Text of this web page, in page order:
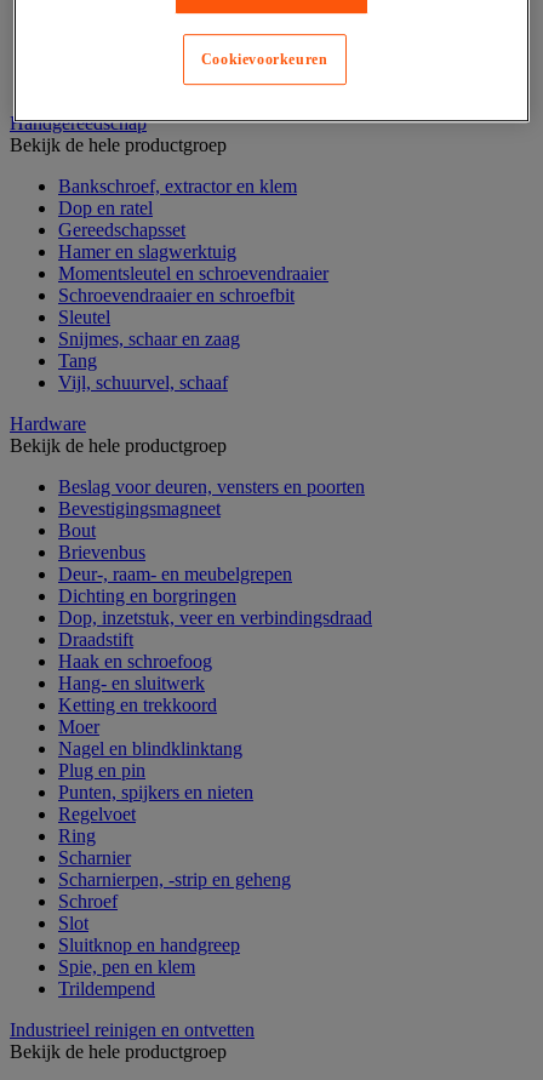
Assortimentsdoos en gereedschapkoffer
Gereedschapskist en opbergtas
Gereedschapskoffer en versterkte kist
Verrijdbare werktafel
Handgereedschap
Bekijk de hele productgroep
Bankschroef, extractor en klem
Dop en ratel
Gereedschapsset
Hamer en slagwerktuig
Momentsleutel en schroevendraaier
Schroevendraaier en schroefbit
Sleutel
Snijmes, schaar en zaag
Tang
Vijl, schuurvel, schaaf
Hardware
Bekijk de hele productgroep
Beslag voor deuren, vensters en poorten
Bevestigingsmagneet
Bout
Brievenbus
Deur-, raam- en meubelgrepen
Dichting en borgringen
Dop, inzetstuk, veer en verbindingsdraad
Draadstift
Haak en schroefoog
Hang- en sluitwerk
Ketting en trekkoord
Moer
Nagel en blindklinktang
Plug en pin
Punten, spijkers en nieten
Regelvoet
Ring
Scharnier
Scharnierpen, -strip en geheng
Schroef
Slot
Sluitknop en handgreep
Spie, pen en klem
Trildempend
Industrieel reinigen en ontvetten
Bekijk de hele productgroep
Cookievoorkeuren